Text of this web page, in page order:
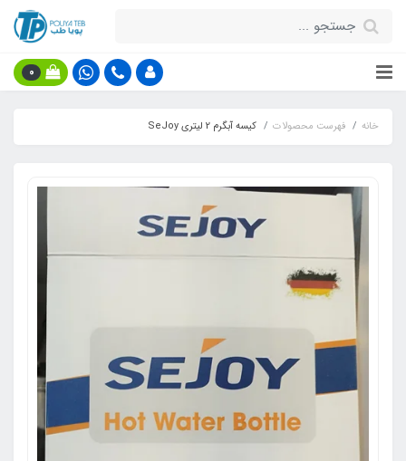
0
خانه فهرست محصولات کیسه آبگرم 2 لیتری SeJoy